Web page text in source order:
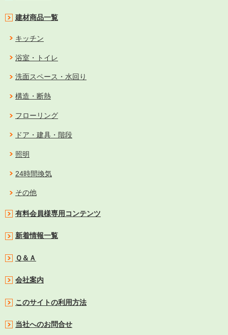
建材商品一覧
キッチン
浴室・トイレ
洗面スペース・水回り
構造・断熱
フローリング
ドア・建具・階段
照明
24時間換気
その他
有料会員様専用コンテンツ
新着情報一覧
Ｑ＆Ａ
会社案内
このサイトの利用方法
当社へのお問合せ